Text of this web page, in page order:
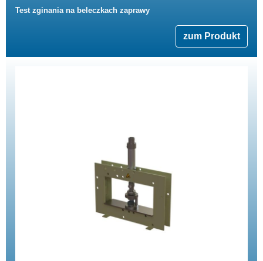
Test zginania na beleczkach zaprawy
zum Produkt